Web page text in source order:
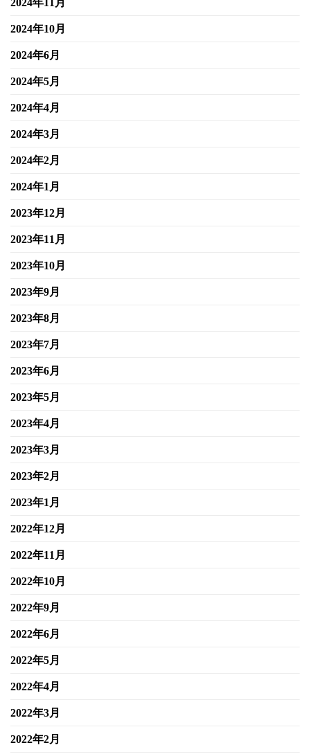
2024年10月
2024年6月
2024年5月
2024年4月
2024年3月
2024年2月
2024年1月
2023年12月
2023年11月
2023年10月
2023年9月
2023年8月
2023年7月
2023年6月
2023年5月
2023年4月
2023年3月
2023年2月
2023年1月
2022年12月
2022年11月
2022年10月
2022年9月
2022年6月
2022年5月
2022年4月
2022年3月
2022年2月